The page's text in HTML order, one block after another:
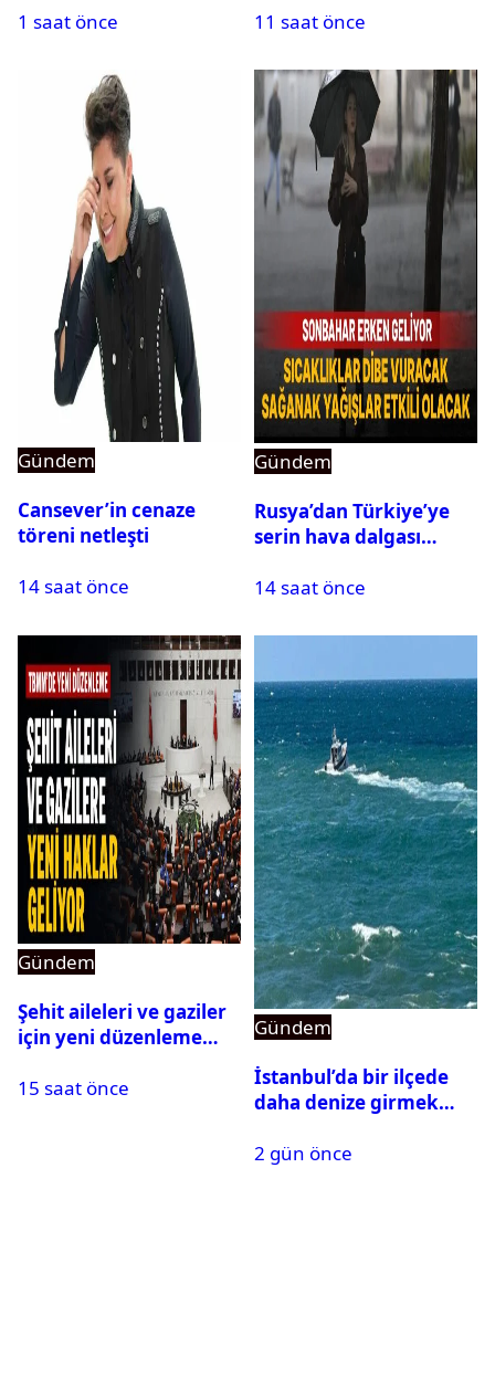
1 saat önce
Kurumu duyurdu
11 saat önce
Gündem
Cansever’in cenaze
töreni netleşti
14 saat önce
Gündem
Rusya’dan Türkiye’ye
serin hava dalgası
düşecek
14 saat önce
Gündem
Şehit aileleri ve gaziler
için yeni düzenleme
15 saat önce
Gündem
İstanbul’da bir ilçede
daha denize girmek
2 gün önce